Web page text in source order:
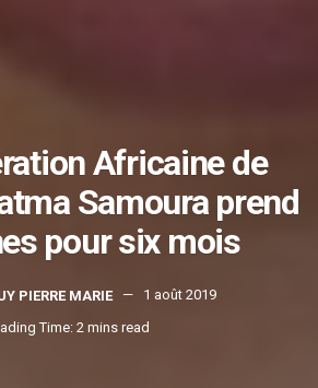
Africaine de
Samoura prend
pour six mois
PIERRE MARIE
1 août 2019
Time: 2 mins read